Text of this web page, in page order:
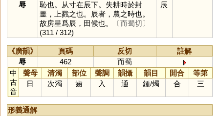
辱
恥也。从寸在辰下。失耕時於封
畺，上戮之也。辰者，農之時也。
故房星爲辰，田候也。
〔而蜀切〕
(311 / 312)
辰
《廣韻》 頁碼 反切
註解
辱
462
而蜀
中
古
音
聲母 清濁 部位 聲調 韻攝 韻目 開合
等第
日
次濁 齒 入 通 鍾/燭 合 三
形義通解